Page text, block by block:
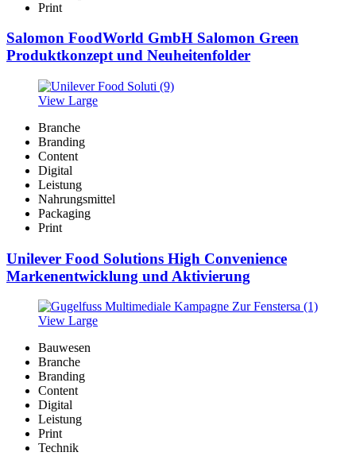
Print
Salomon FoodWorld GmbH Salomon Green
Produktkonzept und Neuheitenfolder
View Large
Branche
Branding
Content
Digital
Leistung
Nahrungsmittel
Packaging
Print
Unilever Food Solutions High Convenience
Markenentwicklung und Aktivierung
View Large
Bauwesen
Branche
Branding
Content
Digital
Leistung
Print
Technik